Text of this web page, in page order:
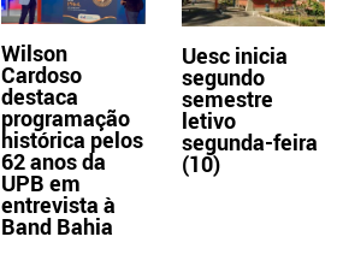
Wilson
Cardoso
destaca
programação
histórica pelos
62 anos da
UPB em
entrevista à
Band Bahia
Uesc inicia
segundo
semestre
letivo
segunda-feira
(10)